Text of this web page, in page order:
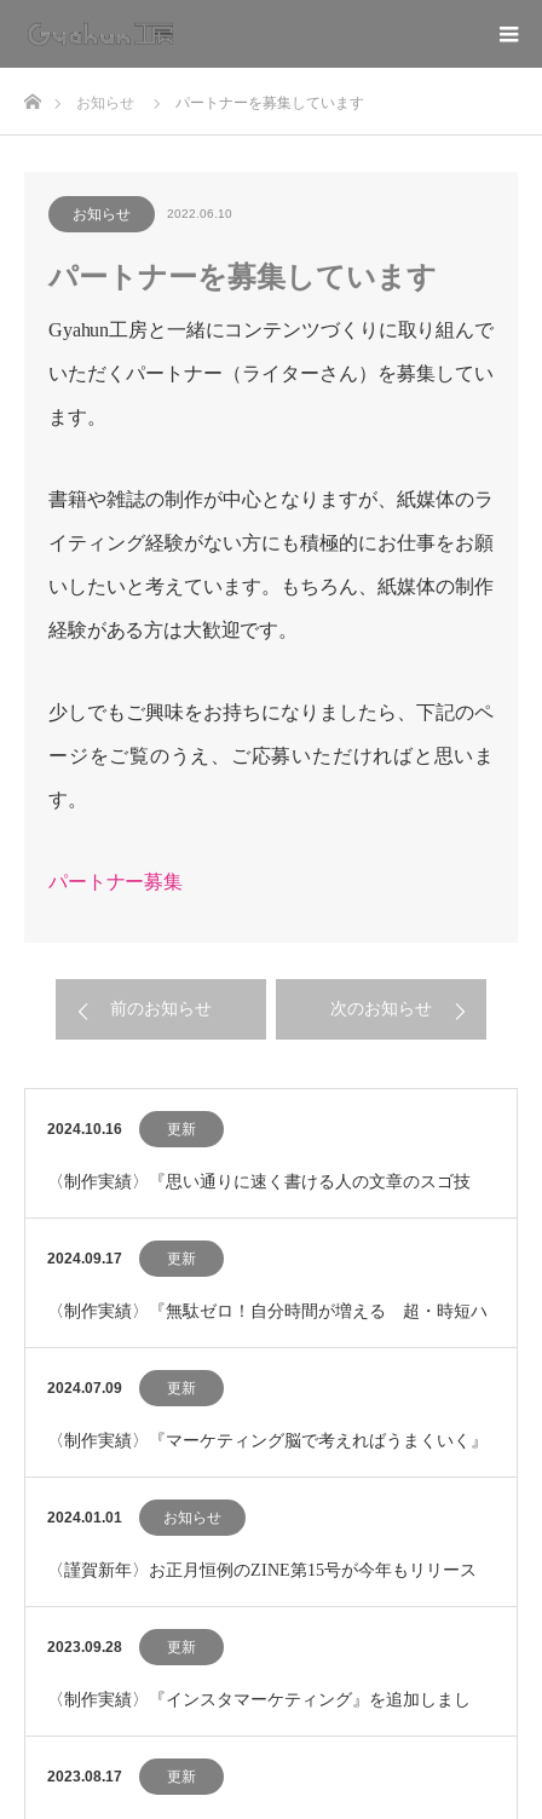
ホームお知らせ パートナーを募集しています
お知らせ 2022.06.10
パートナーを募集しています
Gyahun工房と一緒にコンテンツづくりに取り組んで
いただくパートナー（ライターさん）を募集してい
ます。
書籍や雑誌の制作が中心となりますが、紙媒体のラ
イティング経験がない方にも積極的にお仕事をお願
いしたいと考えています。もちろん、紙媒体の制作
経験がある方は大歓迎です。
少しでもご興味をお持ちになりましたら、下記のペ
ージをご覧のうえ、ご応募いただければと思いま
す。
パートナー募集
前のお知らせ 次のお知らせ
2024.10.16 更新
〈制作実績〉『思い通りに速く書ける人の文章のスゴ技
BEST100』を追加しました。
2024.09.17 更新
〈制作実績〉『無駄ゼロ！自分時間が増える 超・時短ハ
ック』を追加しました。
2024.07.09 更新
〈制作実績〉『マーケティング脳で考えればうまくいく』
を追加しました。
2024.01.01 お知らせ
〈謹賀新年〉お正月恒例のZINE第15号が今年もリリース
2023.09.28 更新
〈制作実績〉『インスタマーケティング』を追加しまし
た。
2023.08.17 更新